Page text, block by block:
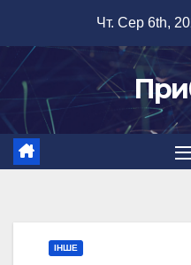
вмісту
Чт. Сер 6th,
ІНШЕ